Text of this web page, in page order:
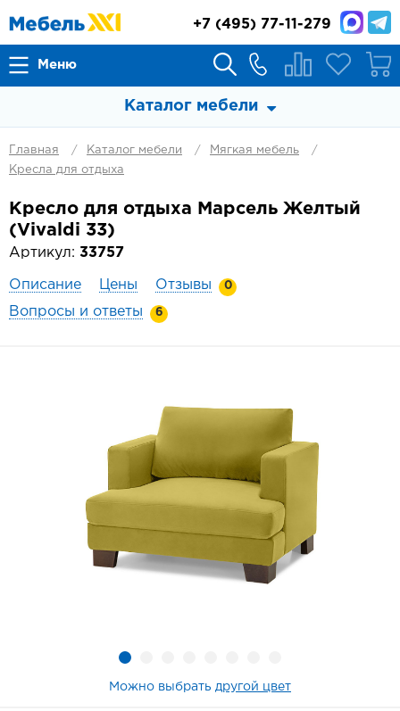
Меню
+7 (495) 77-11-279
Каталог мебели
Главная Каталог мебели
Мягкая мебель
Кресла для отдыха
Кресло для отдыха Марсель Желтый
(Vivaldi 33)
Артикул: 33757
Описание Цены Отзывы 0
Вопросы и ответы 6
Можно выбрать другой цвет